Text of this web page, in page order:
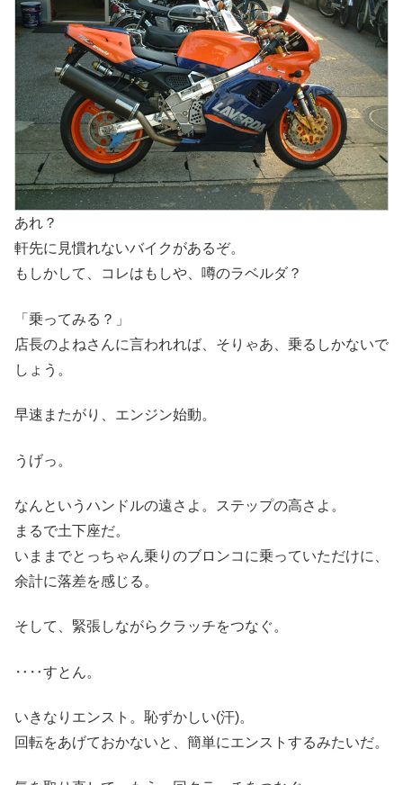
あれ？
軒先に見慣れないバイクがあるぞ。
もしかして、コレはもしや、噂のラベルダ？
「乗ってみる？」
店長のよねさんに言われれば、そりゃあ、乗るしかないで
しょう。
早速またがり、エンジン始動。
うげっ。
なんというハンドルの遠さよ。ステップの高さよ。
まるで土下座だ。
いままでとっちゃん乗りのブロンコに乗っていただけに、
余計に落差を感じる。
そして、緊張しながらクラッチをつなぐ。
‥‥すとん。
いきなりエンスト。恥ずかしい(汗)。
回転をあげておかないと、簡単にエンストするみたいだ。